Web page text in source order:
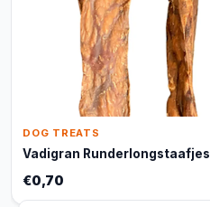
DOG TREATS
Vadigran Runderlongstaafjes
€0,70